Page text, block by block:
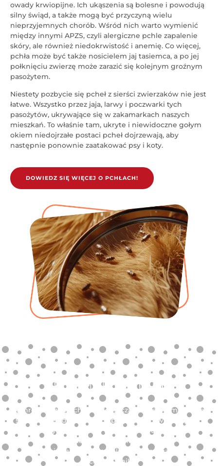
owady krwiopijne. Ich ukąszenia są bolesne i powodują
silny świąd, a także mogą być przyczyną wielu
nieprzyjemnych chorób. Wśród nich warto wymienić
między innymi APZS, czyli alergiczne pchle zapalenie
skóry, ale również niedokrwistość i anemię. Co więcej,
pchła może być także nosicielem jaj tasiemca, a po jej
połknięciu zwierzę może zarazić się kolejnym groźnym
pasożytem.
Niestety pozbycie się pcheł z sierści zwierzaków nie jest
łatwe. Wszystko przez jaja, larwy i poczwarki tych
pasożytów, ukrywające się w zakamarkach naszych
mieszkań. To właśnie tam, ukryte i niewidoczne gołym
okiem niedojrzałe postaci pcheł dojrzewają, aby
następnie ponownie zaatakować psy i koty.
DOWIEDZ SIĘ WIĘCEJ O PCHŁACH!
Chroń pupila przed pasożytami!
Ochrona przed pchłami i kleszczami to systematyczne
stosowanie odpowiednich preparatów zwalczających
pasożyty zewnętrzne. Właściwe zabezpieczenie
zwierzaka pozwala uchronić pupila
przed niebezpiecznymi dla jego zdrowia i życia
chorobami!